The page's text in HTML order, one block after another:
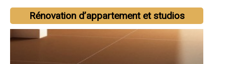
Rénovation d’appartement et studios